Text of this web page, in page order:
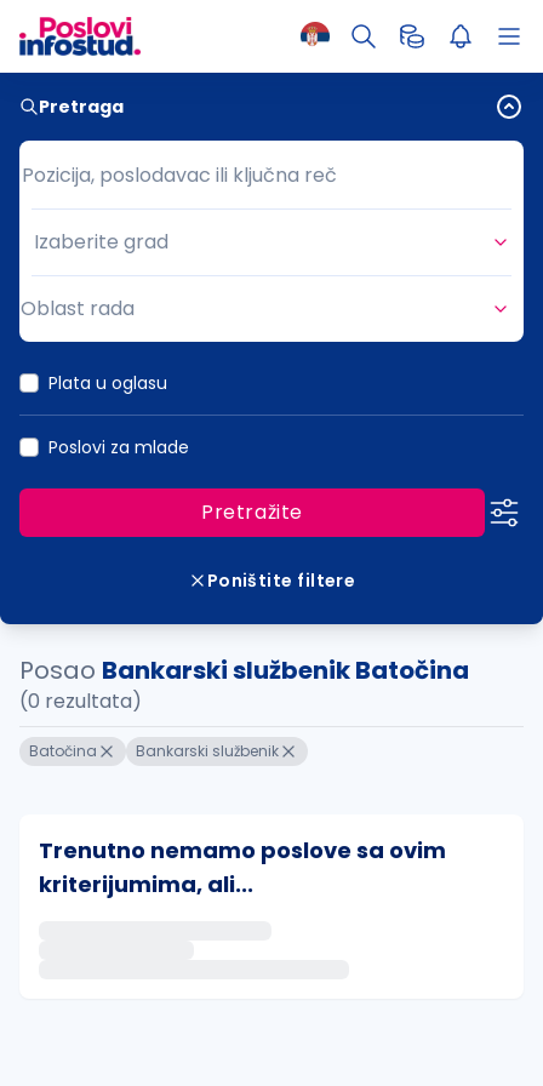
Pretraga
Pozicija, poslodavac ili ključna reč
Pozicija, poslodavac ili ključna reč
Grad
Izaberite grad
Oblast rada
Plata u oglasu
Poslovi za mlade
Pretražite
Poništite filtere
Posao Bankarski službenik Batočina
(0 rezultata)
Batočina Bankarski službenik
Trenutno nemamo poslove sa ovim
kriterijumima, ali...